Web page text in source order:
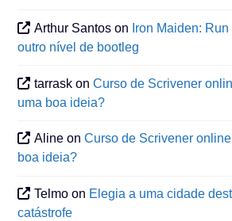
Arthur Santos on Iron Maiden:
outro nível de bootleg
tarrask onCurso de Scrivener
uma boa ideia?
Aline onCurso de Scrivener
boa ideia?
Telmo on Elegia a uma cidade
catástrofe